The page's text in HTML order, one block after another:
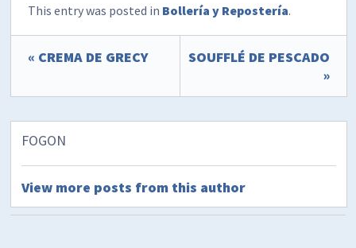
This entry was posted in Bollería y Repostería.
« CREMA DE GRECY
SOUFFLÉ DE PESCADO
»
FOGON
View more posts from this author